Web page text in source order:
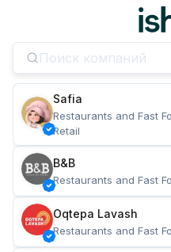
Safia
Restaurants and Fast
Retail
B&B
Restaurants and Fast
Oqtepa Lavash
Restaurants and Fast